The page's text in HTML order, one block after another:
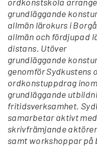
grundläggande
allmän lärokurs i
allmän och fördjupad
distans. Utöver
grundläggande
genomför Sydkustens
ordkonstuppdrag
grundläggande
fritidsverksamhet.
samarbetar aktivt
skrivfrämjande
samt workshoppar på